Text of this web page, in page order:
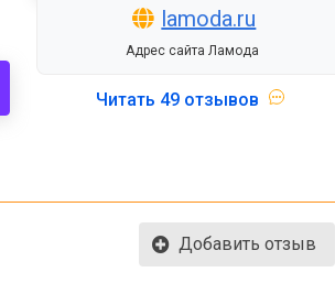
lamoda.ru
Адрес сайта Ламода
Читать 49 отзывов
Добавить отзыв